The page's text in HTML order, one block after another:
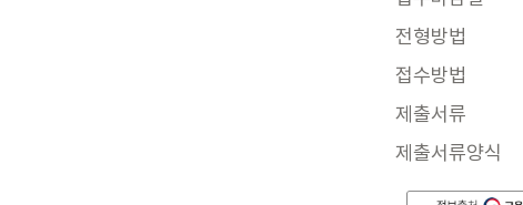
전형방법
접수방법
제출서류
제출서류양식